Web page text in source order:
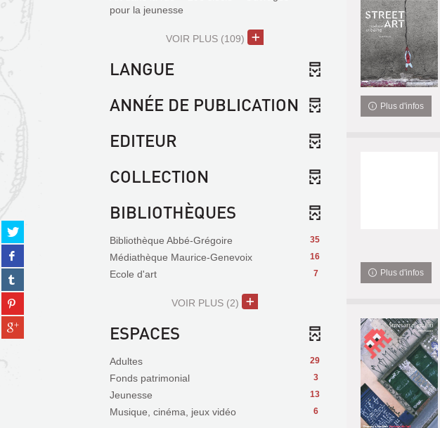
Partager
sur
twitter
(Nouvelle
fenêtre)
Partager
sur
facebook
(Nouvelle
fenêtre)
Partager
sur
tumblr
(Nouvelle
fenêtre)
Partager
sur
pinterest
(Nouvelle
Partager
sur
Plus d'infos
Plus d'infos
pour la jeunesse
VOIR PLUS (109)
LANGUE
ANNÉE DE PUBLICATION
EDITEUR
COLLECTION
BIBLIOTHÈQUES
35
Bibliothèque Abbé-Grégoire
16
Médiathèque Maurice-Genevoix
7
Ecole d'art
VOIR PLUS (2)
ESPACES
29
Adultes
3
Fonds patrimonial
13
Jeunesse
6
Musique, cinéma, jeux vidéo